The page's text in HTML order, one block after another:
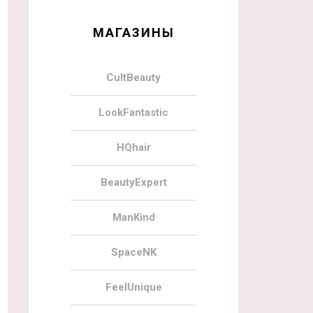
МАГАЗИНЫ
CultBeauty
LookFantastic
HQhair
BeautyExpert
ManKind
SpaceNK
FeelUnique